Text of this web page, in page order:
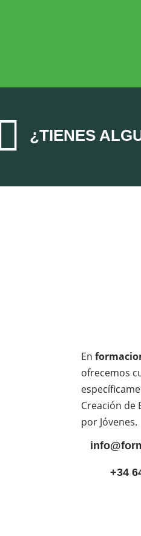
¿TIENES
En
ofrecemos
Creación de
por Jóvenes.
+34